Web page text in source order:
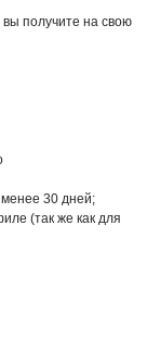
получите на свою
30 дней;
(так же как для